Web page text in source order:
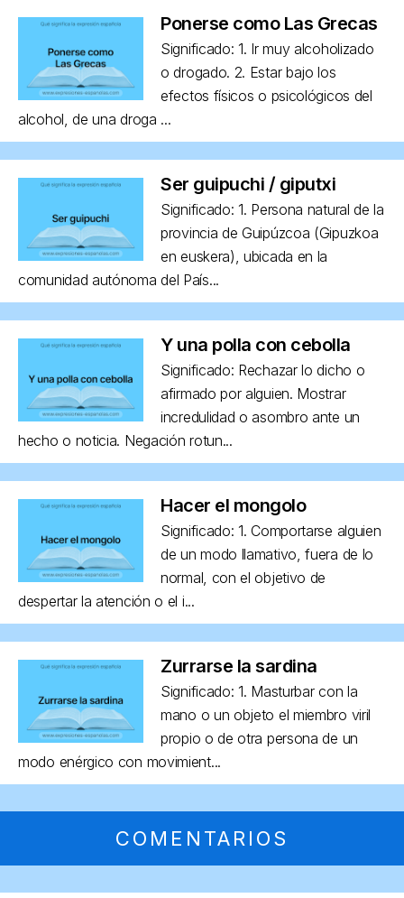
Ponerse como Las Grecas
Significado: 1. Ir muy alcoholizado
o drogado. 2. Estar bajo los
efectos físicos o psicológicos del
alcohol, de una droga ...
Ser guipuchi / giputxi
Significado: 1. Persona natural de la
provincia de Guipúzcoa (Gipuzkoa
en euskera), ubicada en la
comunidad autónoma del País...
Y una polla con cebolla
Significado: Rechazar lo dicho o
afirmado por alguien. Mostrar
incredulidad o asombro ante un
hecho o noticia. Negación rotun...
Hacer el mongolo
Significado: 1. Comportarse alguien
de un modo llamativo, fuera de lo
normal, con el objetivo de
despertar la atención o el i...
Zurrarse la sardina
Significado: 1. Masturbar con la
mano o un objeto el miembro viril
propio o de otra persona de un
modo enérgico con movimient...
COMENTARIOS